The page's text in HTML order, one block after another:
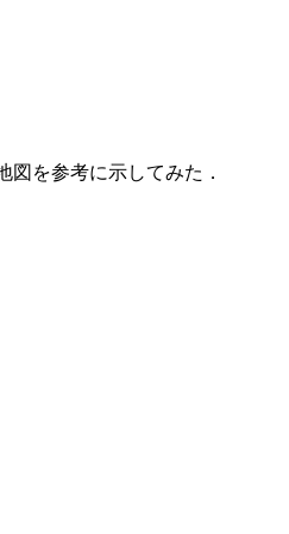
図を参考に示してみた．